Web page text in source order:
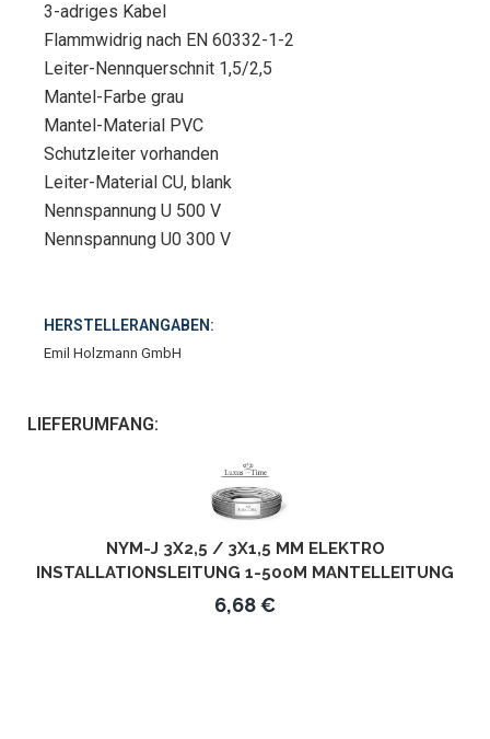
3-adriges Kabel
Flammwidrig nach EN 60332-1-2
Leiter-Nennquerschnit 1,5/2,5
Mantel-Farbe grau
Mantel-Material PVC
Schutzleiter vorhanden
Leiter-Material CU, blank
Nennspannung U 500 V
Nennspannung U0 300 V
HERSTELLERANGABEN:
Emil Holzmann GmbH
LIEFERUMFANG:
NYM-J 3X2,5 / 3X1,5 MM ELEKTRO
INSTALLATIONSLEITUNG 1-500M MANTELLEITUNG
KABEL 3 ADRIG - LÄNGE IN METERN: 1M - KABEL:
3X2,5MM²
6,68 €